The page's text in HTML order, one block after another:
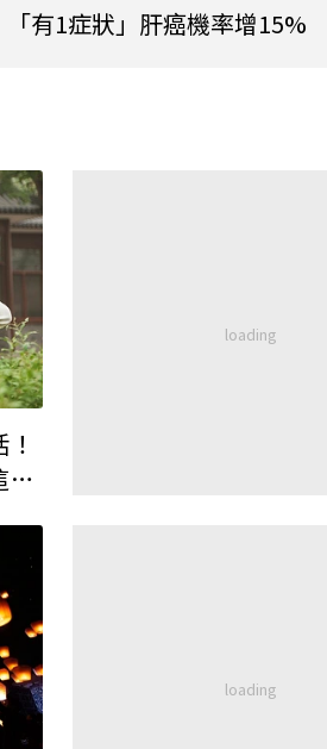
「有1症狀」肝癌機率增15%
一